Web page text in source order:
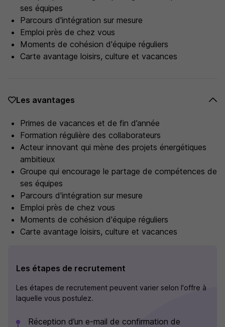
ses équipes
Parcours d'intégration sur mesure
Emploi près de chez vous
Moments de cohésion d'équipe réguliers
Carte avantage loisirs, culture et vacances
Les avantages
Primes de vacances et de fin d’année
Formation régulière des collaborateurs
Acteur innovant qui mène des projets énergétiques
ambitieux
Groupe qui encourage le partage de compétences de
ses équipes
Parcours d'intégration sur mesure
Emploi près de chez vous
Moments de cohésion d'équipe réguliers
Carte avantage loisirs, culture et vacances
Les étapes de recrutement
Les étapes de recrutement peuvent varier selon l'offre à
laquelle vous postulez.
Réception d’un e-mail de confirmation de